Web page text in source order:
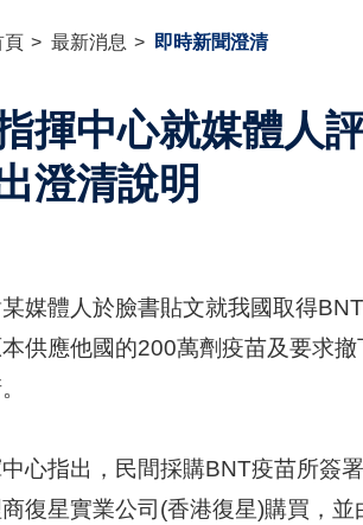
頁 最新消息 即時新聞澄清
揮中心就媒體人
澄清說明
媒體人於臉書貼文就我國取得
供應他國的200萬劑疫苗及要求
心指出，民間採購BNT疫苗所簽
復星實業公司(香港復星)購買，